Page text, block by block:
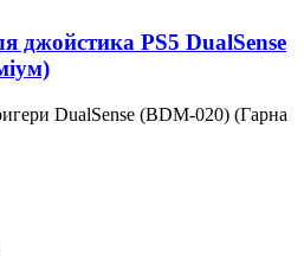
джойстика PS5 DualSense
DualSense (BDM-020) (Гарна